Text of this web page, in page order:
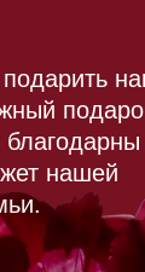
нашей